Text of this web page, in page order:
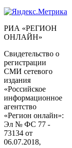
РИА «РЕГИОН
ОНЛАЙН»
Свидетельство о
регистрации
СМИ сетевого
издания
«Российское
информационное
агентство
«Регион онлайн»:
Эл № ФС 77 -
73134 от
06.07.2018,